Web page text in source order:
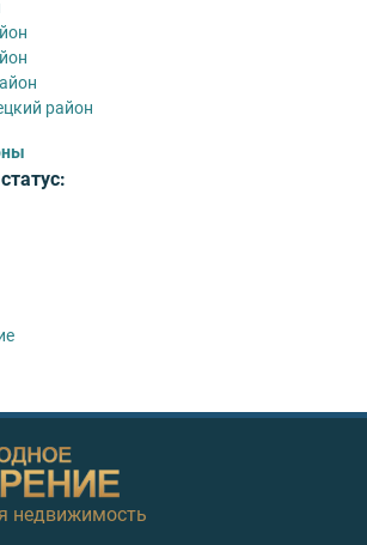
район
недвижимость